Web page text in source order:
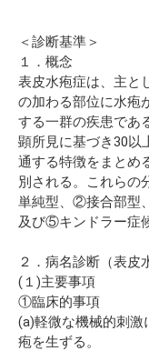
＜診断基準＞
１．概念
表皮水疱症は、主と
の加わる部位に水疱
する一群の疾患であ
顕所見に基づき30以
通する特徴をまとめ
別される。これらの
単純型、②接合部型
及び⑤キンドラー症
２．病名診断（表皮
(１)主要事項
①臨床的事項
(a)軽微な機械的刺激
疱を生ずる。